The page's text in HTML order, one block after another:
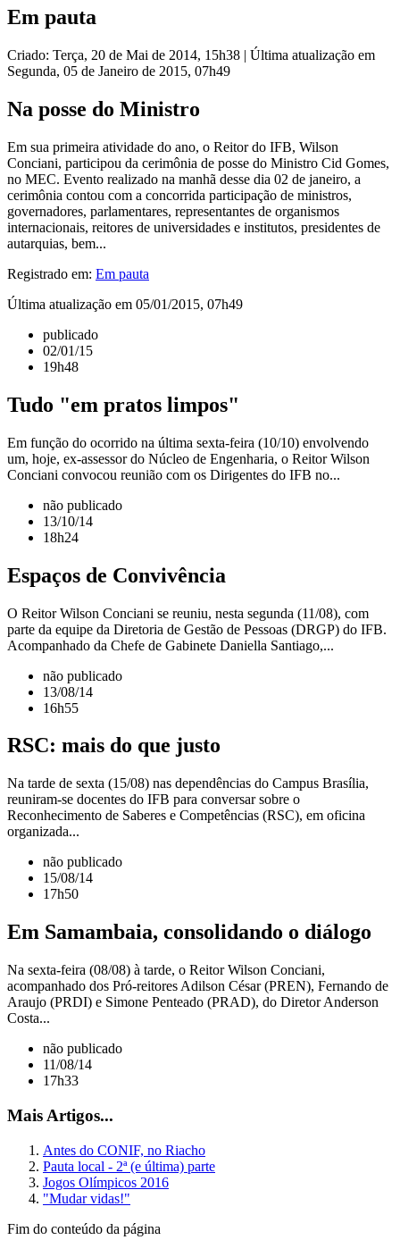
Em pauta
Criado: Terça, 20 de Mai de 2014, 15h38 | Última atualização em
Segunda, 05 de Janeiro de 2015, 07h49
Na posse do Ministro
Em sua primeira atividade do ano, o Reitor do IFB, Wilson
Conciani, participou da cerimônia de posse do Ministro Cid Gomes,
no MEC. Evento realizado na manhã desse dia 02 de janeiro, a
cerimônia contou com a concorrida participação de ministros,
governadores, parlamentares, representantes de organismos
internacionais, reitores de universidades e institutos, presidentes de
autarquias, bem...
Registrado em: Em pauta
Última atualização em 05/01/2015, 07h49
publicado
02/01/15
19h48
Tudo "em pratos limpos"
Em função do ocorrido na última sexta-feira (10/10) envolvendo
um, hoje, ex-assessor do Núcleo de Engenharia, o Reitor Wilson
Conciani convocou reunião com os Dirigentes do IFB no...
não publicado
13/10/14
18h24
Espaços de Convivência
O Reitor Wilson Conciani se reuniu, nesta segunda (11/08), com
parte da equipe da Diretoria de Gestão de Pessoas (DRGP) do IFB.
Acompanhado da Chefe de Gabinete Daniella Santiago,...
não publicado
13/08/14
16h55
RSC: mais do que justo
Na tarde de sexta (15/08) nas dependências do Campus Brasília,
reuniram-se docentes do IFB para conversar sobre o
Reconhecimento de Saberes e Competências (RSC), em oficina
organizada...
não publicado
15/08/14
17h50
Em Samambaia, consolidando o diálogo
Na sexta-feira (08/08) à tarde, o Reitor Wilson Conciani,
acompanhado dos Pró-reitores Adilson César (PREN), Fernando de
Araujo (PRDI) e Simone Penteado (PRAD), do Diretor Anderson
Costa...
não publicado
11/08/14
17h33
Mais Artigos...
Antes do CONIF, no Riacho
Pauta local - 2ª (e última) parte
Jogos Olímpicos 2016
"Mudar vidas!"
Fim do conteúdo da página